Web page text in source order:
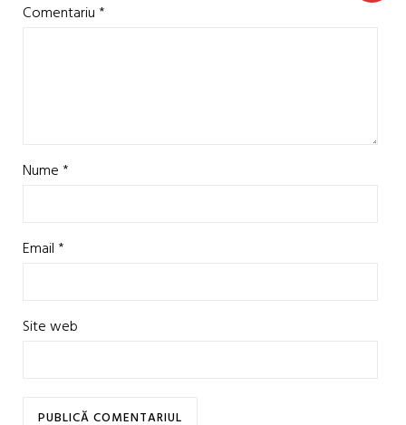
Comentariu*
Nume*
Email*
Site web